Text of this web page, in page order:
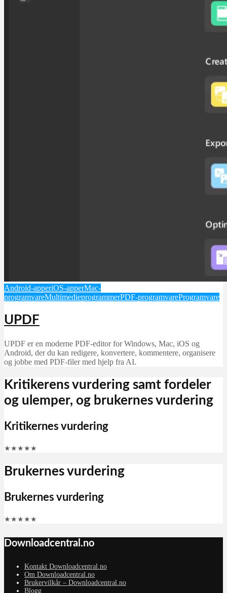
Android-apperiOS-apperMac-
programvareMultimedieprogrammerPDF-programvareProgramvare
UPDF
UPDF er en moderne PDF-editor for Windows, Mac, iOS og
Android, der du kan redigere, konvertere, kommentere, organisere
og jobbe med PDF-filer med hjelp fra AI.
Kritikerens vurdering samt fordeler
og ulemper, og brukernes vurdering
Kritikernes vurdering
★ ★ ★ ★ ★
Brukernes vurdering
Brukernes vurdering
★ ★ ★ ★ ★
Downloadcentral.no
Kontakt Downloadcentral.no
Om Downloadcentral.no
Brukervilkår – Downloadcentral.no
Blogg